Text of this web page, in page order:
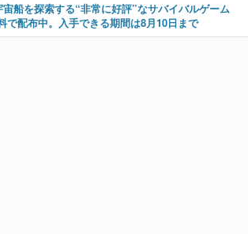
船を探索する“非常に好評”なサバイバルゲーム
で配布中。入手できる期間は8月10日まで